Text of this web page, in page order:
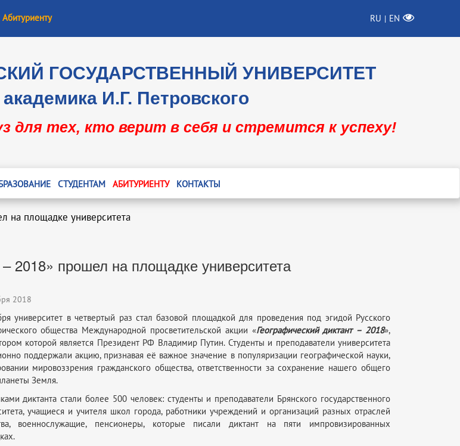
Абитуриенту RU | EN
ГОСУДАРСТВЕННЫЙ УНИВЕРСИТЕТ
И.Г. Петровского
для тех, кто верит в себя и стремится к успеху!
СТУДЕНТАМ АБИТУРИЕНТУ КОНТАКТЫ
на площадке университета
2018» прошел на площадке университета
2018
университет в четвертый раз стал базовой площадкой для проведения под эгидой Русского
общества Международной просветительской акции «Географический диктант – 2018»,
которой является Президент РФ Владимир Путин. Студенты и преподаватели университета
поддержали акцию, признавая её важное значение в популяризации географической науки,
мировоззрения гражданского общества, ответственности за сохранение нашего общего
Земля.
диктанта стали более 500 человек: студенты и преподаватели Брянского государственного
учащиеся и учителя школ города, работники учреждений и организаций разных отраслей
военнослужащие, пенсионеры, которые писали диктант на пяти импровизированных